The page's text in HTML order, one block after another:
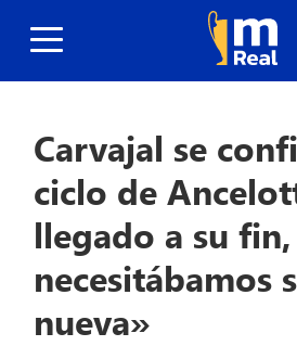
Carvajal se
ciclo de
llegado a su fin,
necesitábamos
nueva»